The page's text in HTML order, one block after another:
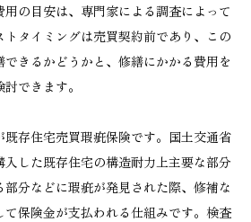
の目安は、専門家による調査によって
タイミングは売買契約前であり、この
きるかどうかと、修繕にかかる費用を
できます。
既存住宅売買瑕疵保険です。国土交通省
入した既存住宅の構造耐力上主要な部分
分などに瑕疵が発見された際、修補な
て保険金が支払われる仕組みです。検査